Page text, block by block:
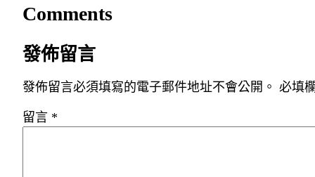
Comments
發佈留言
發佈留言必須填寫的電子郵件地址不會公開。 必填
留言 *